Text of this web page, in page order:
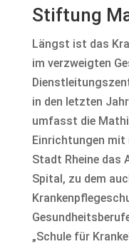
Stiftung
Längst ist das
im verzweigten
in den letzten
umfasst die
Einrichtungen mit
Stadt Rheine das
Spital, zu dem
„Schule für